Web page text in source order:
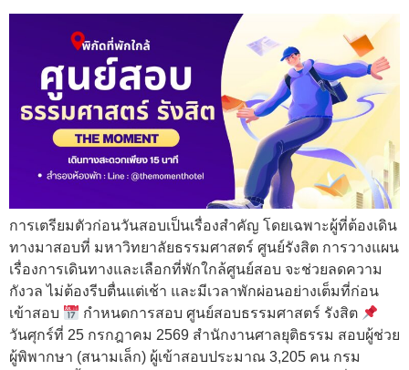
การเตรียมตัวก่อนวันสอบเป็นเรื่องสำคัญ โดยเฉพาะผู้ที่ต้องเดิน
ทางมาสอบที่ มหาวิทยาลัยธรรมศาสตร์ ศูนย์รังสิต การวางแผน
เรื่องการเดินทางและเลือกที่พักใกล้ศูนย์สอบ จะช่วยลดความ
กังวล ไม่ต้องรีบตื่นแต่เช้า และมีเวลาพักผ่อนอย่างเต็มที่ก่อน
เข้าสอบ
กำหนดการสอบ ศูนย์สอบธรรมศาสตร์ รังสิต
วันศุกร์ที่ 25 กรกฎาคม 2569 สำนักงานศาลยุติธรรม สอบผู้ช่วย
ผู้พิพากษา (สนามเล็ก) ผู้เข้าสอบประมาณ 3,205 คน กรม